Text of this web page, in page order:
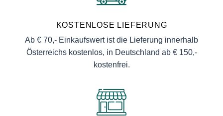
KOSTENLOSE LIEFERUNG
Ab € 70,- Einkaufswert ist die Lieferung innerhalb
Österreichs kostenlos, in Deutschland ab € 150,-
kostenfrei.